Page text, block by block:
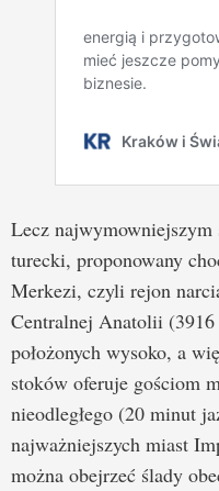
Lecz
turecki, proponowany
Merkezi, czyli rejon
Centralnej Anatolii
położonych wysoko, a
stoków oferuje gościom
nieodległego (20 minut
najważniejszych miast
można obejrzeć ślady